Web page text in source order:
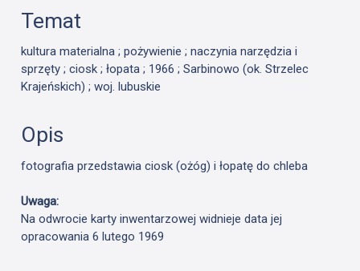
Temat
kultura materialna ; pożywienie ; naczynia narzędzia i
sprzęty ; ciosk ; łopata ; 1966 ; Sarbinowo (ok. Strzelec
Krajeńskich) ; woj. lubuskie
Opis
fotografia przedstawia ciosk (ożóg) i łopatę do chleba
Uwaga:
Na odwrocie karty inwentarzowej widnieje data jej
opracowania 6 lutego 1969